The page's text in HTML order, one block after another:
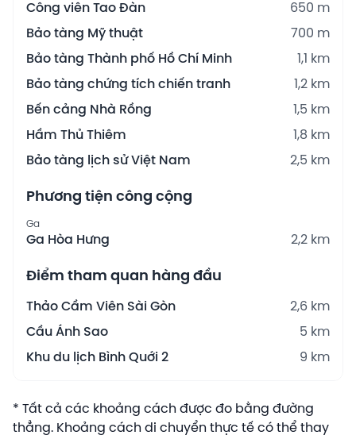
Công viên Tao Đàn
650 m
Bảo tàng Mỹ thuật
700 m
Bảo tàng Thành phố Hồ Chí Minh
1,1 km
Bảo tàng chứng tích chiến tranh
1,2 km
Bến cảng Nhà Rồng
1,5 km
Hầm Thủ Thiêm
1,8 km
Bảo tàng lịch sử Việt Nam
2,5 km
Phương tiện công cộng
Ga
Ga Hòa Hưng 2,2 km
Điểm tham quan hàng đầu
Thảo Cầm Viên Sài Gòn
2,6 km
Cầu Ánh Sao
5 km
Khu du lịch Bình Quới 2
9 km
* Tất cả các khoảng cách được đo bằng đường
thẳng. Khoảng cách di chuyển thực tế có thể thay